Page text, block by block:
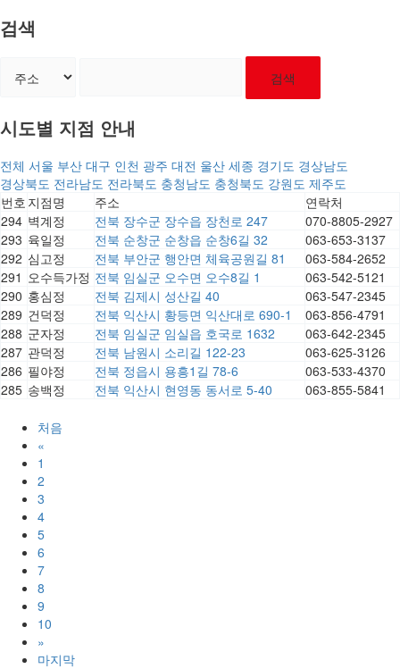
검색
검색
시도별 지점 안내
전체 서울 부산 대구 인천 광주 대전 울산 세종 경기도 경상남도
경상북도 전라남도 전라북도 충청남도 충청북도 강원도 제주도
번호 지점명 주소
연락처
294 벽계정 전북 장수군 장수읍 장천로 247
070-8805-2927
293 육일정 전북 순창군 순창읍 순창6길 32
063-653-3137
292 심고정 전북 부안군 행안면 체육공원길 81
063-584-2652
291 오수득가정 전북 임실군 오수면 오수8길 1
063-542-5121
290 홍심정 전북 김제시 성산길 40
063-547-2345
289 건덕정 전북 익산시 황등면 익산대로 690-1
063-856-4791
288 군자정 전북 임실군 임실읍 호국로 1632
063-642-2345
287 관덕정 전북 남원시 소리길 122-23
063-625-3126
286 필야정 전북 정읍시 용흥1길 78-6
063-533-4370
285 송백정 전북 익산시 현영동 동서로 5-40 063-855-5841
처음
«
1
2
3
4
5
6
7
8
9
10
»
마지막